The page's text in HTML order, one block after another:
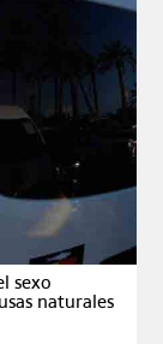
sexo
naturales